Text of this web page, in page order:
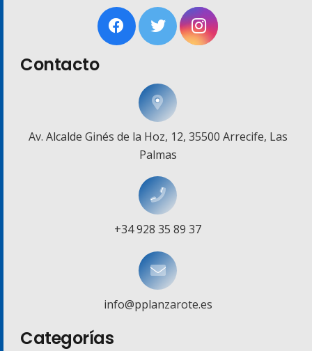
Contacto
Av. Alcalde Ginés de la Hoz, 12, 35500 Arrecife, Las
Palmas
+34 928 35 89 37
info@pplanzarote.es
Categorías